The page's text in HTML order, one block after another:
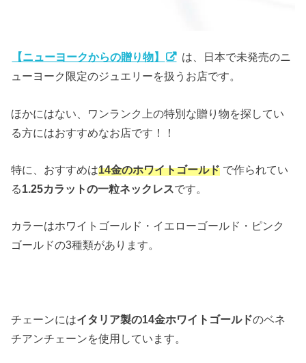
【ニューヨークからの贈り物】
は、日本で未発売のニ
ューヨーク限定のジュエリーを扱うお店です。
ほかにはない、ワンランク上の特別な贈り物を探してい
る方にはおすすめなお店です！！
特に、おすすめは14金のホワイトゴールド で作られてい
る1.25カラットの一粒ネックレスです。
カラーはホワイトゴールド・イエローゴールド・ピンク
ゴールドの3種類があります。
チェーンにはイタリア製の14金ホワイトゴールドのベネ
チアンチェーンを使用しています。